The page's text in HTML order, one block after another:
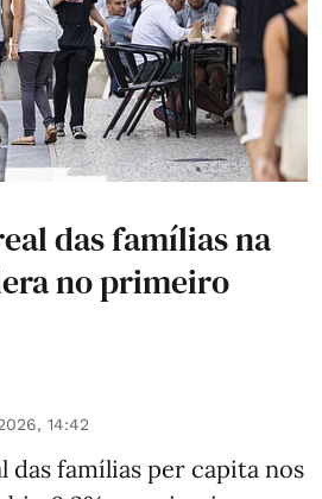
das famílias na
no primeiro
14:42
das famílias per capita nos